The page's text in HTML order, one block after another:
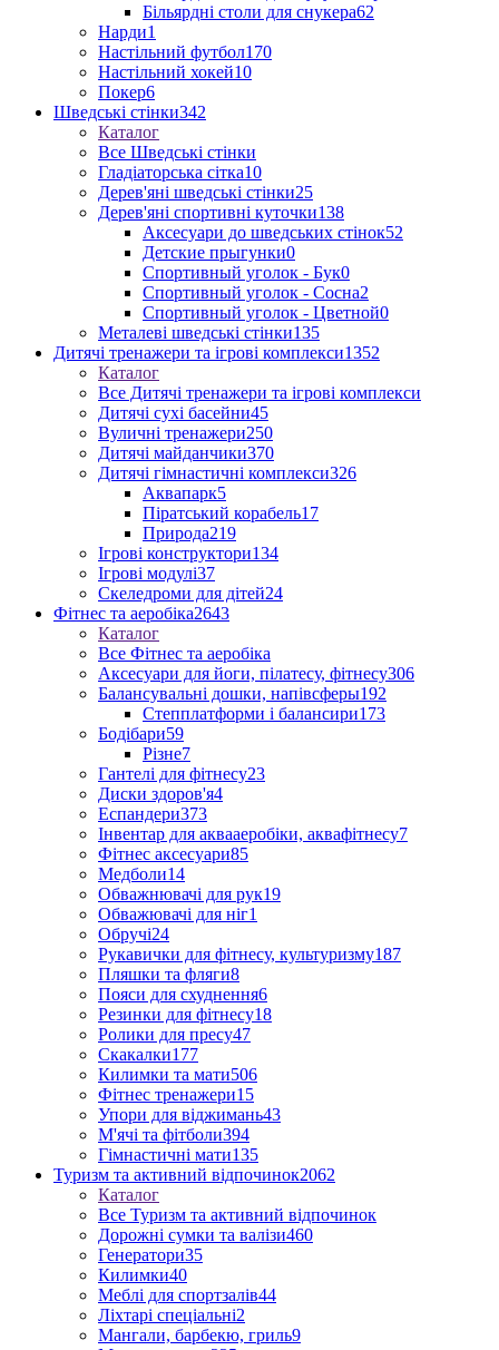
Більярдні столи для снукера62
Нарди1
Настільний футбол170
Настільний хокей10
Покер6
Шведські стінки342
Каталог
Все Шведські стінки
Гладіаторська сітка10
Дерев'яні шведські стінки25
Дерев'яні спортивні куточки138
Аксесуари до шведських стінок52
Детские прыгунки0
Спортивный уголок - Бук0
Спортивный уголок - Сосна2
Спортивный уголок - Цветной0
Металеві шведські стінки135
Дитячі тренажери та ігрові комплекси1352
Каталог
Все Дитячі тренажери та ігрові комплекси
Дитячі сухі басейни45
Вуличні тренажери250
Дитячі майданчики370
Дитячі гімнастичні комплекси326
Аквапарк5
Піратський корабель17
Природа219
Ігрові конструктори134
Ігрові модулі37
Скеледроми для дітей24
Фітнес та аеробіка2643
Каталог
Все Фітнес та аеробіка
Аксесуари для йоги, пілатесу, фітнесу306
Балансувальні дошки, напівсферы192
Степплатформи і балансири173
Бодібари59
Різне7
Гантелі для фітнесу23
Диски здоров'я4
Еспандери373
Інвентар для аквааеробіки, аквафітнесу7
Фітнес аксесуари85
Медболи14
Обважнювачі для рук19
Обважювачі для ніг1
Обручі24
Рукавички для фітнесу, культуризму187
Пляшки та фляги8
Пояси для схуднення6
Резинки для фітнесу18
Ролики для пресу47
Скакалки177
Килимки та мати506
Фітнес тренажери15
Упори для віджимань43
М'ячі та фітболи394
Гімнастичні мати135
Туризм та активний відпочинок2062
Каталог
Все Туризм та активний відпочинок
Дорожні сумки та валізи460
Генератори35
Килимки40
Меблі для спортзалів44
Ліхтарі спеціальні2
Мангали, барбекю, гриль9